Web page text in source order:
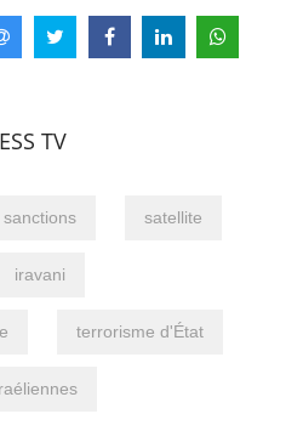
TV
sanctions satellite
iravani
terrorisme d'État